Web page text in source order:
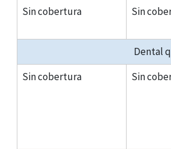
Sin cobertura Sin
Dental
Sin cobertura
Sin